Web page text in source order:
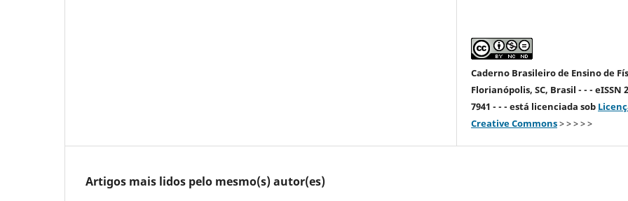
Caderno Brasileiro de Ensino de
Florianópolis, SC, Brasil - - - eISSN
7941 - - - está licenciada sob
Creative Commons> > > > >
Artigos mais lidos pelo mesmo(s) autor(es)